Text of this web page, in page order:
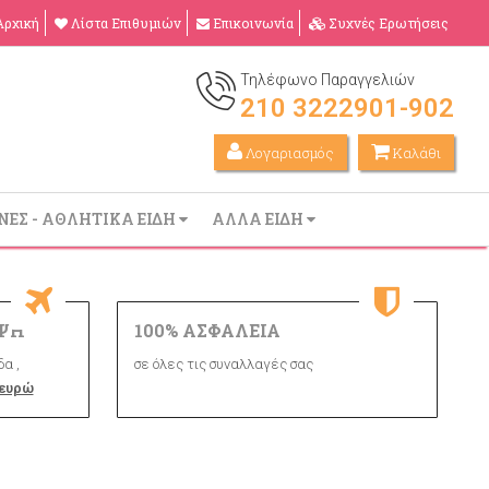
Λίστα Επιθυμιών Επικοινωνία Συχνές Ερωτήσεις
Τηλέφωνο Παραγγελιών
210 3222901-902
Λογαριασμός Καλάθι
- ΑΘΛΗΤΙΚΑ ΕΙΔΗ ΑΛΛΑ ΕΙΔΗ
,
100% ΑΣΦΑΛΕΙΑ
σε όλες τις συναλλαγές σας